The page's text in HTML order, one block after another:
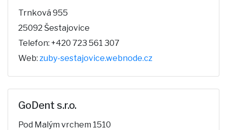
Trnková 955
25092 Šestajovice
Telefon: +420 723 561 307
Web: zuby-sestajovice.webnode.cz
GoDent s.r.o.
Pod Malým vrchem 1510